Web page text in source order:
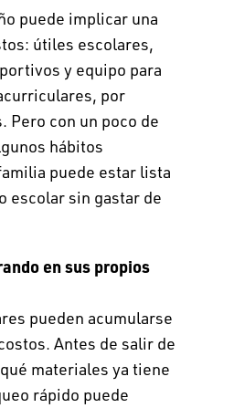
puede implicar una
útiles escolares,
y equipo para
por
Pero con un poco de
hábitos
puede estar lista
escolar sin gastar de
en sus propios
pueden acumularse
Antes de salir de
materiales ya tiene
rápido puede